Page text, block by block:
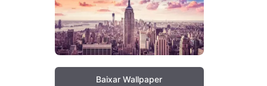
Baixar Wallpaper